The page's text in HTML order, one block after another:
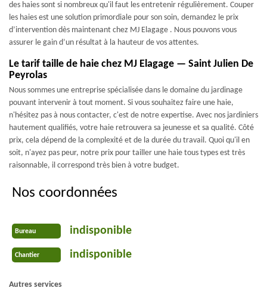
des haies sont si nombreux qu'il faut les entretenir régulièrement. Couper
les haies est une solution primordiale pour son soin, demandez le prix
d’intervention dès maintenant chez MJ Elagage . Nous pouvons vous
assurer le gain d’un résultat à la hauteur de vos attentes.
Le tarif taille de haie chez MJ Elagage — Saint Julien De
Peyrolas
Nous sommes une entreprise spécialisée dans le domaine du jardinage
pouvant intervenir à tout moment. Si vous souhaitez faire une haie,
n'hésitez pas à nous contacter, c'est de notre expertise. Avec nos jardiniers
hautement qualifiés, votre haie retrouvera sa jeunesse et sa qualité. Côté
prix, cela dépend de la complexité et de la durée du travail. Quoi qu'il en
soit, n'ayez pas peur, notre prix pour tailler une haie tous types est très
raisonnable, il correspond très bien à votre budget.
Nos coordonnées
Bureau indisponible
Chantier indisponible
Autres services